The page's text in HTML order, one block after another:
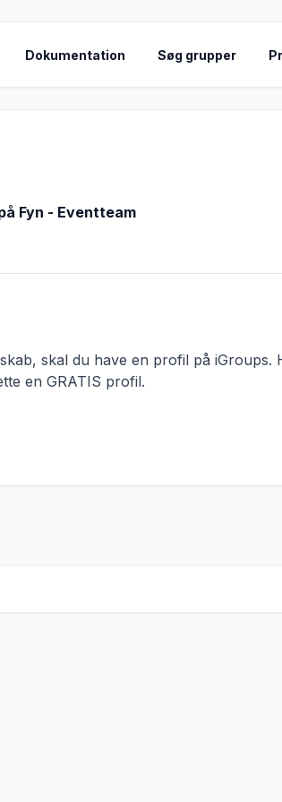
Dokumentation Søg grupper
Fyn - Eventteam
skal du have en profil på
en GRATIS profil.